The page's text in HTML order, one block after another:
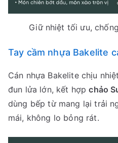
Giữ nhiệt tối ưu,
Tay cầm nhựa Bakelite
Cán nhựa Bakelite chịu
đun lửa lớn, kết hợpchảo
dùng bếp từ mang lại trải
mái, không lo bỏng rát.